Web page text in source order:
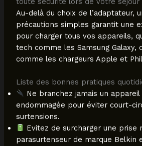
Au-delà du choix de l’adaptateur,
précautions simples garantit une
pour charger tous vos appareils,
tech comme les Samsung Galaxy,
comme les chargeurs Apple et
Liste des bonnes pratiques
Ne branchez jamais un
endommagée pour éviter court-
surtensions.
Evitez de surcharger une prise
parasurtenseur de marque Belkin